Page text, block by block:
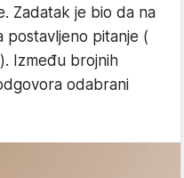
Zadatak je bio da na
postavljeno pitanje (
). Između brojnih
odabrani